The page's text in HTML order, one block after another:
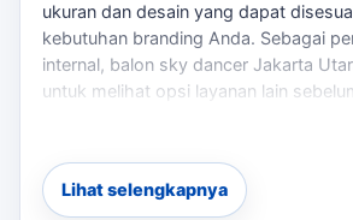
ukuran dan desain yang dapat
kebutuhan branding Anda. Sebagai
internal, balon sky dancer Jakarta
untuk melihat opsi layanan lain
Kenapa Memilih Sky Dancer?
Sky dancer kami terbuat dari bahan
Lihat selengkapnya